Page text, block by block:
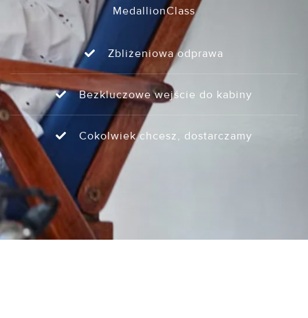
MedallionClass
Zbliżeniowa odprawa
Bezkluczowe wejście do kabiny
Cokolwiek chcesz, dostarczamy